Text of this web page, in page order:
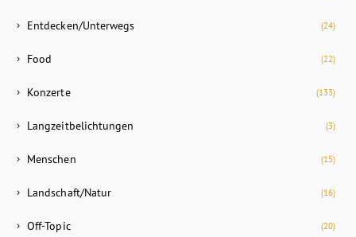
Entdecken/Unterwegs (24)
Food (22)
Konzerte (133)
Langzeitbelichtungen (3)
Menschen (15)
Landschaft/Natur (16)
Off-Topic (20)